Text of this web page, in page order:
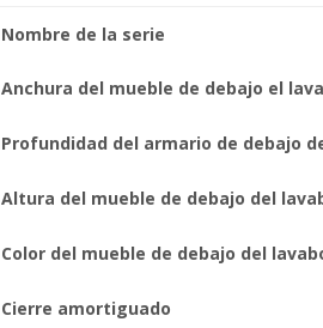
Nombre de la serie
Anchura del mueble de debajo el
Profundidad del armario de debajo
Altura del mueble de debajo del
Color del mueble de debajo del
Cierre amortiguado